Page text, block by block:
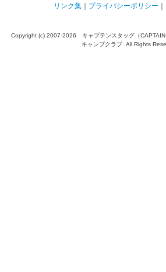
リンク集 ｜ プライバシーポリシー ｜
Copyright (c) 2007-2026 キャプテンスタッグ（CAPTAIN
キャンプクラブ. All Rights